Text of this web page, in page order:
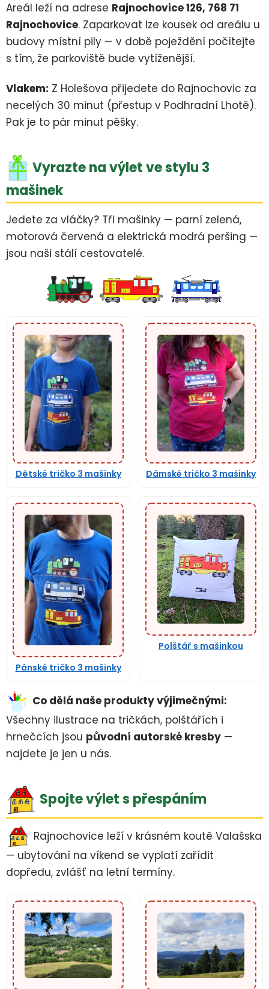
Areál leží na adrese Rajnochovice 126, 768 71
Rajnochovice. Zaparkovat lze kousek od areálu u
budovy místní pily — v době poježdění počítejte
s tím, že parkoviště bude vytíženější.
Vlakem: Z Holešova přijedete do Rajnochovic za
necelých 30 minut (přestup v Podhradní Lhotě).
Pak je to pár minut pěšky.
Vyrazte na výlet ve stylu 3
mašinek
Jedete za vláčky? Tři mašinky — parní zelená,
motorová červená a elektrická modrá peršing —
jsou naši stálí cestovatelé.
Dětské tričko 3 mašinky Dámské tričko 3 mašinky
Pánské tričko 3 mašinky
Polštář s mašinkou
Co dělá naše produkty výjimečnými:
Všechny ilustrace na tričkách, polštářích i
hrnečcích jsou původní autorské kresby —
najdete je jen u nás.
Spojte výlet s přespáním
Rajnochovice leží v krásném koutě Valašska
— ubytování na víkend se vyplatí zařídit
dopředu, zvlášť na letní termíny.